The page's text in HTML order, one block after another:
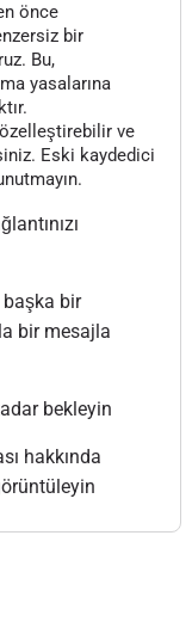
önce
bir
Bu,
yasalarına
özelleştirebilir ve
Eski kaydedici
başka bir
bir mesajla
bekleyin
hakkında